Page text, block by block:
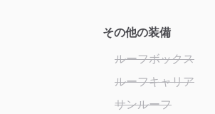
その他の装備
ルーフボックス
ルーフキャリア
サンルーフ